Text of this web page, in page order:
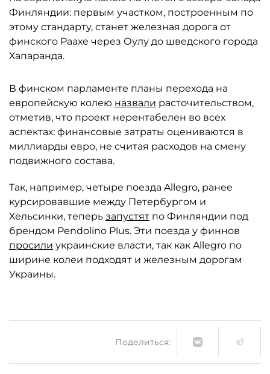
Финляндии: первым участком, построенным по
этому стандарту, станет железная дорога от
финского Раахе через Оулу до шведского города
Хапаранда.
В финском парламенте планы перехода на
европейскую колею назвали расточительством,
отметив, что проект нерентабелен во всех
аспектах: финансовые затраты оцениваются в
миллиарды евро, не считая расходов на смену
подвижного состава.
Так, например, четыре поезда Allegro, ранее
курсировавшие между Петербургом и
Хельсинки, теперь запустят по Финляндии под
брендом Pendolino Plus. Эти поезда у финнов
просили украинские власти, так как Allegro по
ширине колеи подходят и железным дорогам
Украины.
Поделиться: